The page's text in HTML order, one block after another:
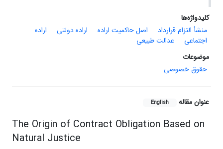
کلیدواژه‌ها
منشأ التزام قرارداد
اصل حاکمیت اراده اراده دولتی
اراده
اجتماعی
عدالت طبیعی
موضوعات
حقوق خصوصی
عنوان مقاله English
The Origin of Contract Obligation Based on
Natural Justice